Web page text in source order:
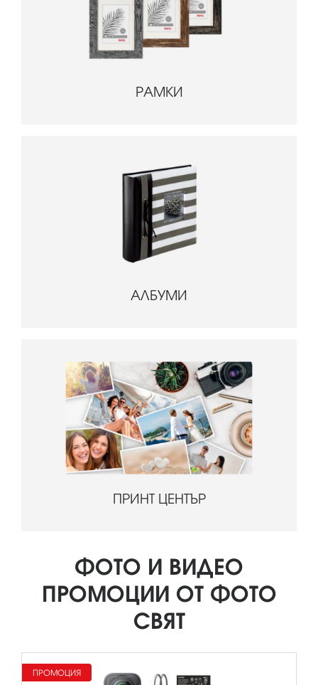
РАМКИ
АЛБУМИ
ПРИНТ ЦЕНТЪР
ФОТО И ВИДЕО
ПРОМОЦИИ ОТ ФОТО
СВЯТ
ПРОМОЦИЯ